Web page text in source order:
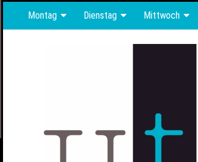
Montag Dienstag Mittwoch